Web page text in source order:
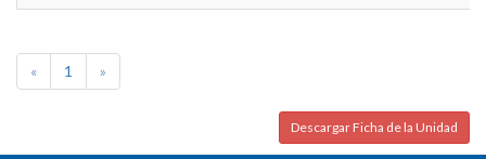
« 1 »
Descargar Ficha de la Unidad